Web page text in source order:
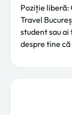
Poziție
Travel
student sau
despre tine